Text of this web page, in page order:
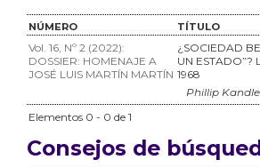
NÚMERO TÍTULO
Vol. 16, Nº 2 (2022):
DOSSIER: HOMENAJE A
JOSÉ LUIS MARTÍN MARTÍN
¿SOCIEDAD
UN ESTADO”?
1968
Phillip
Elementos 0 - 0 de 1
Consejos de